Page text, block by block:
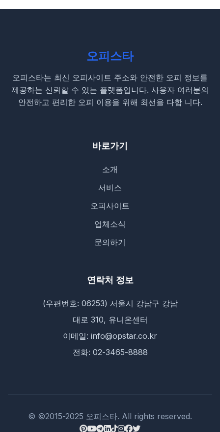
오피스타
오피스타는 최신 오피사이트 주소와 안전한 오피 정보를
제공하는 신뢰할 수 있는 플랫폼입니다. 사용자 여러분의
안전하고 편리한 오피 이용을 위해 최선을 다합 니다.
바로가기
소개
서비스
오피사이트
업체소식
문의하기
연락처 정보
(우편번호: 06253) 서울시 강남구 강남
대로 310, 유니온센터
이메일: info@opstar.co.kr
전화: 02-3465-8888
© ©2015-2025 오피스타. All rights reserved.